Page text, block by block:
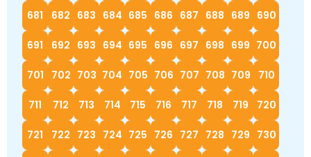
681 682 683 684 685 686 687 688 689 690
691 692 693 694 695 696 697 698 699 700
701 702 703 704 705 706 707 708 709 710
711 712 713 714 715 716 717 718 719 720
721 722 723 724 725 726 727 728 729 730